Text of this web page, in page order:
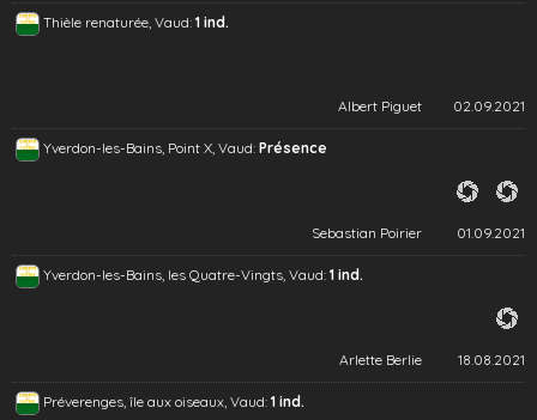
Thièle renaturée, Vaud: 1 ind.
Albert Piguet 02.09.2021
Yverdon-les-Bains, Point X, Vaud: Présence
Sebastian Poirier 01.09.2021
Yverdon-les-Bains, les Quatre-Vingts, Vaud: 1 ind.
Arlette Berlie 18.08.2021
Préverenges, île aux oiseaux, Vaud: 1 ind.